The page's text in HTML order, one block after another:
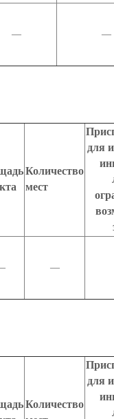
— —
Количество
мест
для
—
Количество
для